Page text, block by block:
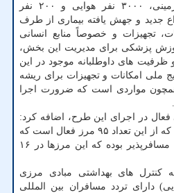
مرزی رسمی (۳۰۰۰ نفر زمینی، ۳۰۰۰ نفر هوایی و ۲۰۰ نفر
جدید و جهش یافته بیماری از طرف
تجهیزات و خصوصاً منابع انسانی
پزشکی برای مدیریت این بخش،
ظرفیت های داوطلبانه موجود در این
ملی امکانات و تجهیزات برای ریشه
مواردی است که ضرورت اجرا
فعال در اجرای این طرح، اضافه کرد:
هم اکنون ۱۱۷ مرز وجود دارد که از این تعداد ۹۵ مرز فعال است که
از این تعداد ۳۲ مرز رسمی، مسافرپذیر بوده که این مرزها در ۱۶
کنترل های بهداشتی مبادی مرزی
دارای تردد مسافران بین المللی